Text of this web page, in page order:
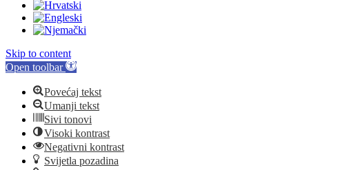
Skip to content
Open toolbar
Povećaj tekst
Umanji tekst
Sivi tonovi
Visoki kontrast
Negativni kontrast
Svijetla pozadina